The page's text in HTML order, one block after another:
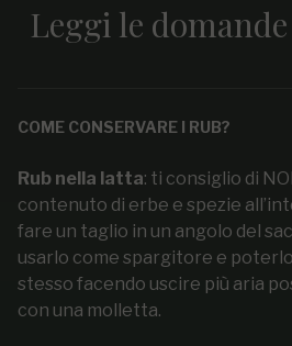
Leggi le
COME CONSERVARE I RUB?
Rub nella latta: ti consiglio di
contenuto di erbe e spezie
fare un taglio in un angolo del
usarlo come spargitore e
stesso facendo uscire più aria
con una molletta.